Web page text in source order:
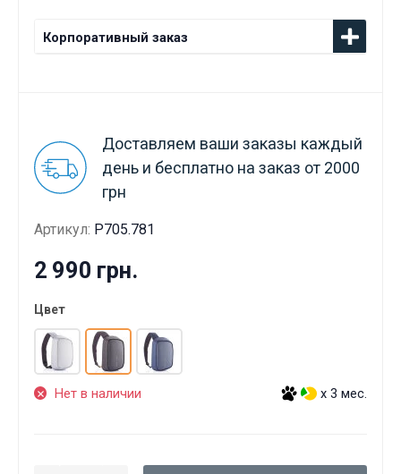
Корпоративный заказ
Доставляем ваши заказы каждый
день и бесплатно на заказ от 2000
грн
Артикул: P705.781
2 990 грн.
Цвет
Нет в наличии x 3 мес.